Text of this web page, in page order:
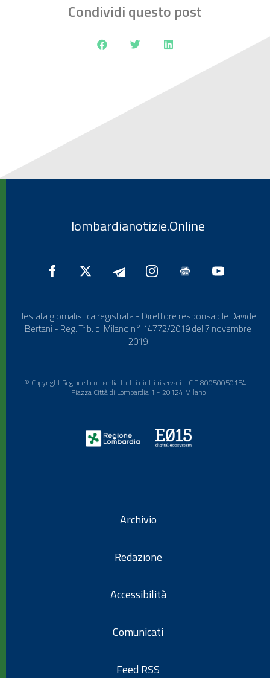
Condividi questo post
lombardianotizie.Online
Testata giornalistica registrata - Direttore responsabile Davide
Bertani - Reg. Trib. di Milano n° 14772/2019 del 7 novembre
2019
© Copyright Regione Lombardia tutti i diritti riservati - C.F. 80050050154 -
Piazza Città di Lombardia 1 - 20124 Milano
Archivio
Redazione
Accessibilità
Comunicati
Feed RSS